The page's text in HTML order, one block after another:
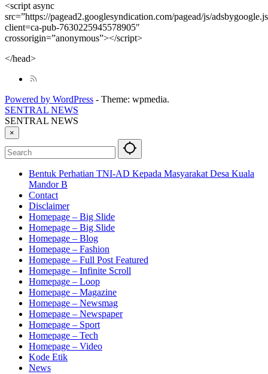
<script async
src=”https://pagead2.googlesyndication.com/pagead/js/
client=ca-pub-7630225945578905″
crossorigin=”anonymous”></script>
</head>
Powered by WordPress - Theme: wpmedia.
SENTRAL NEWS
SENTRAL NEWS
×
Bentuk Perhatian TNI-AD Kepada Masyarakat Desa Kuala
Mandor B
Contact
Disclaimer
Homepage – Big Slide
Homepage – Big Slide
Homepage – Blog
Homepage – Fashion
Homepage – Full Post Featured
Homepage – Infinite Scroll
Homepage – Loop
Homepage – Magazine
Homepage – Newsmag
Homepage – Newspaper
Homepage – Sport
Homepage – Tech
Homepage – Video
Kode Etik
News